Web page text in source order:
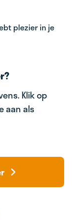
plezier in je
Klik op
aan als